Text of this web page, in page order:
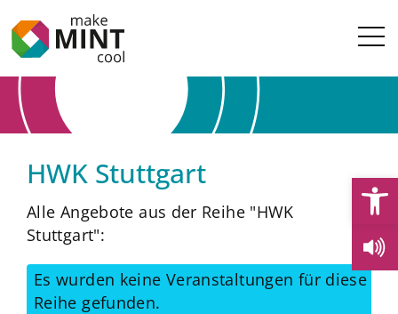
HWK Stuttgart
Alle Angebote aus der Reihe "HWK
Stuttgart":
Es wurden keine Veranstaltungen für diese
Reihe gefunden.